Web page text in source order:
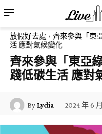
放假好去處
齊來參與「東
活 應對氣候變化
齊來參與「東亞
踐低碳生活 應對
By Lydia 2024 年 6